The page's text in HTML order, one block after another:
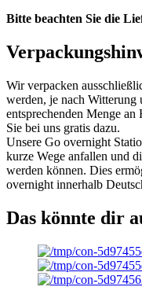
Bitte beachten Sie die
Wir verpacken
werden, je nach Witterung
entsprechenden Menge an
Sie bei uns gratis dazu.
Unsere Go overnight
kurze Wege anfallen und
werden können. Dies
overnight innerhalb
Das könnte dir